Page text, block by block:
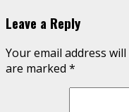
Leave a Reply
Your email address
are marked *